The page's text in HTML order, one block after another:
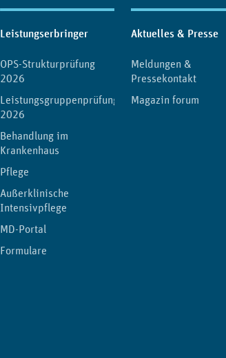
Leistungserbringer
OPS-Strukturprüfung
2026
Leistungsgruppenprüfung
2026
Behandlung im
Krankenhaus
Pflege
Außerklinische
Intensivpflege
MD-Portal
Formulare
Aktuelles & Presse
Meldungen &
Pressekontakt
Magazin forum